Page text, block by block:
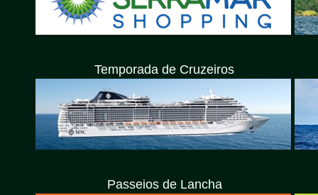
Temporada de Cruzeiros
Passeios de Lancha